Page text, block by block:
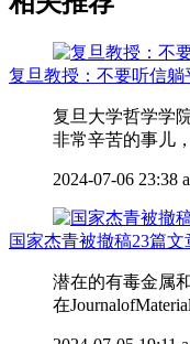
复旦教授：不要听信
复旦大学哲学学
非常辛苦的事儿
2024-07-06 23:38
国家杰青被撤稿23篇
潜在的有毒金属
在